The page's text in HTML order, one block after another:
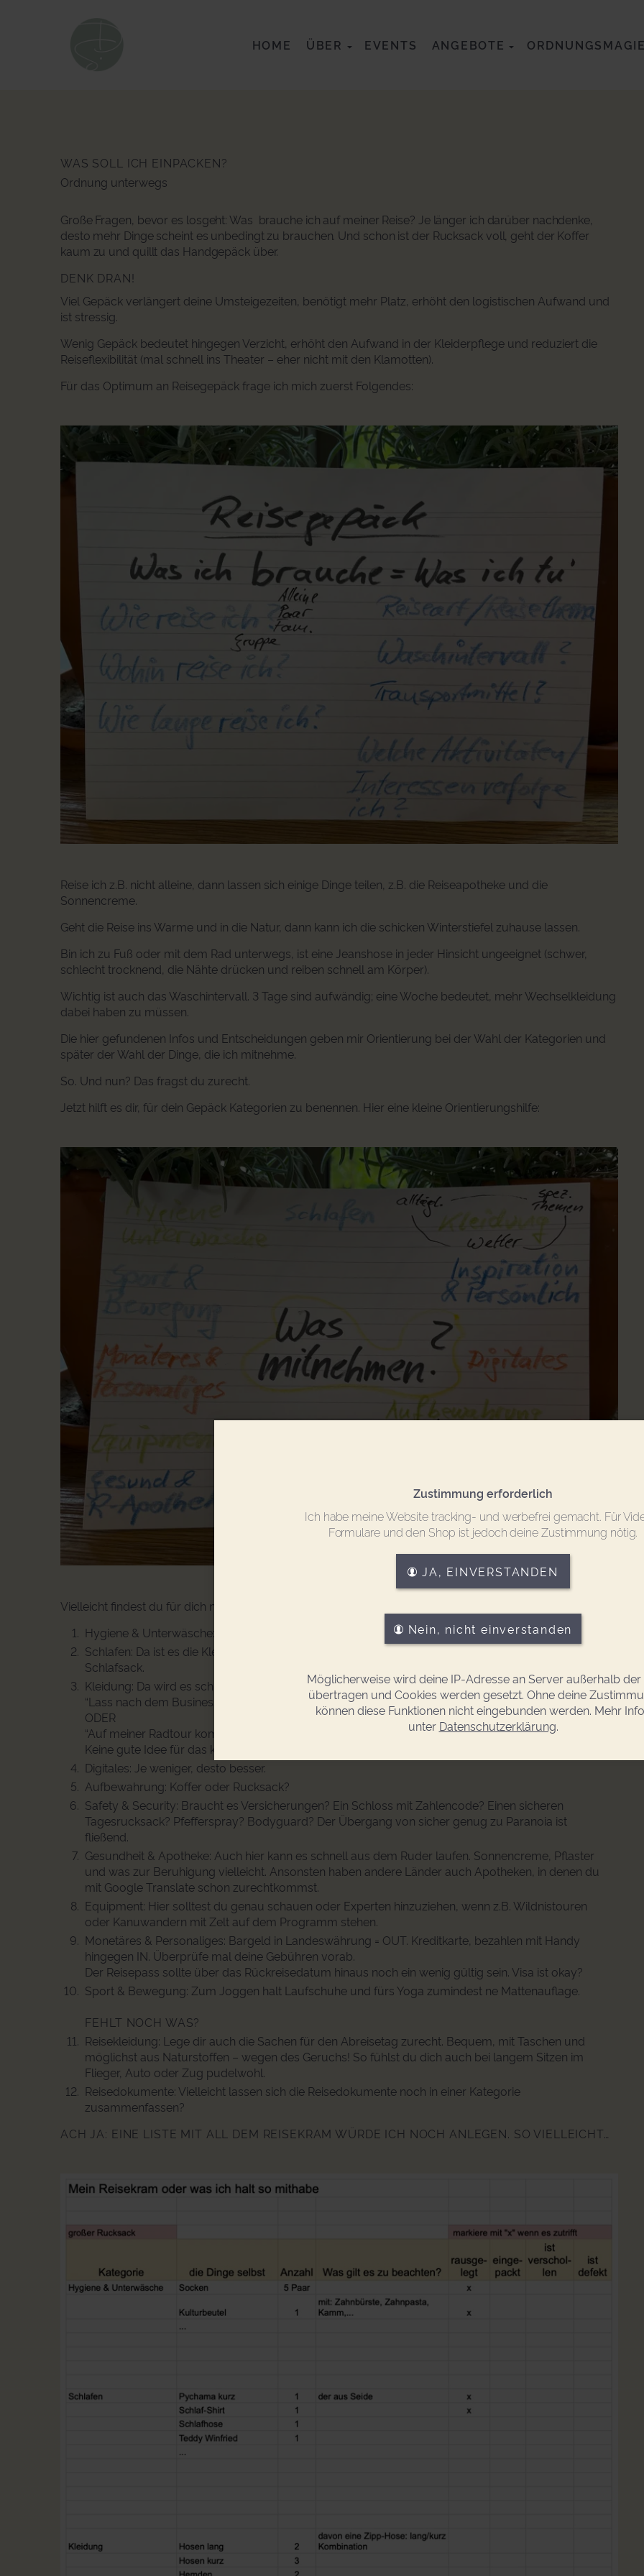
HOME ÜBER EVENTS ANGEBOTE
WAS SOLL ICH EINPACKEN?
Ordnung unterwegs
Große Fragen, bevor es losgeht: Was brauche ich auf meiner Reise? Je länger ich darüber nachdenke,
desto mehr Dinge scheint es unbedingt zu brauchen. Und schon ist der Rucksack voll, geht der Koffer
kaum zu und quillt das Handgepäck über.
DENK DRAN!
Viel Gepäck verlängert deine Umsteigezeiten, benötigt mehr Platz, erhöht den logistischen Aufwand und
ist stressig.
Wenig Gepäck bedeutet hingegen Verzicht, erhöht den Aufwand in der Kleiderpflege und reduziert die
Reiseflexibilität (mal schnell ins Theater – eher nicht mit den Klamotten).
Für das Optimum an Reisegepäck frage ich mich zuerst Folgendes:
Reise ich z.B. nicht alleine, dann lassen sich einige Dinge teilen, z.B. die Reiseapotheke und die
Sonnencreme.
Geht die Reise ins Warme und in die Natur, dann kann ich die schicken Winterstiefel zuhause lassen.
Bin ich zu Fuß oder mit dem Rad unterwegs, ist eine Jeanshose in jeder Hinsicht ungeeignet (schwer,
schlecht trocknend, die Nähte drücken und reiben schnell am Körper).
Wichtig ist auch das Waschintervall. 3 Tage sind aufwändig; eine Woche bedeutet, mehr Wechselkleidung
dabei haben zu müssen.
Die hier gefundenen Infos und Entscheidungen geben mir Orientierung bei der Wahl der Kategorien und
später der Wahl der Dinge, die ich mitnehme.
So. Und nun? Das fragst du zurecht.
Jetzt hilft es dir, für dein Gepäck Kategorien zu benennen. Hier eine kleine Orientierungshilfe:
Vielleicht findest du für dich noch weitere Kategorien? Nur zu!
Hygiene & Unterwäsche: ist klar, oder?
Schlafen: Da ist es die Kleidung fürs Bett und manchmal auch das Zelt, die Isomatte und der
Schlafsack.
Kleidung: Da wird es schnell viel, wenn verschiedene Themen eine Rolle spielen.
“Lass nach dem Business Trip noch ein paar Tage wandern gehen.”
ODER
“Auf meiner Radtour komme ich durch Hamburg. Da muss ich unbedingt in die Philharmonie.”
Keine gute Idee für das kleine Reisegepäck.
Digitales: Je weniger, desto besser.
Aufbewahrung: Koffer oder Rucksack?
Safety & Security: Braucht es Versicherungen? Ein Schloss mit Zahlencode? Einen sicheren
Tagesrucksack? Pfefferspray? Bodyguard? Der Übergang von sicher genug zu Paranoia ist
fließend.
Gesundheit & Apotheke: Auch hier kann es schnell aus dem Ruder laufen. Sonnencreme, Pflaster
und was zur Beruhigung vielleicht. Ansonsten haben andere Länder auch Apotheken, in denen du
mit Google Translate schon zurechtkommst.
Equipment: Hier solltest du genau schauen oder Experten hinzuziehen, wenn z.B. Wildnistouren
oder Kanuwandern mit Zelt auf dem Programm stehen.
Monetäres & Personaliges: Bargeld in Landeswährung = OUT. Kreditkarte, bezahlen mit Handy
hingegen IN. Überprüfe mal deine Gebühren vorab.
Der Reisepass sollte über das Rückreisedatum hinaus noch ein wenig gültig sein. Visa ist okay?
Sport & Bewegung: Zum Joggen halt Laufschuhe und fürs Yoga zumindest ne Mattenauflage.
FEHLT NOCH WAS?
Reisekleidung: Lege dir auch die Sachen für den Abreisetag zurecht. Bequem, mit Taschen und
möglichst aus Naturstoffen – wegen des Geruchs! So fühlst du dich auch bei langem Sitzen im
Flieger, Auto oder Zug pudelwohl.
Reisedokumente: Vielleicht lassen sich die Reisedokumente noch in einer Kategorie
zusammenfassen?
ACH JA: EINE LISTE MIT ALL DEM REISEKRAM WÜRDE ICH NOCH ANLEGEN. SO VIELLEICHT…
Zustimmung erforderlich
Ich habe meine Website tracking- und werbefrei gemacht. Für
Formulare und den Shop ist jedoch deine Zustimmung nötig.
JA, EINVERSTANDEN
Nein, nicht einverstanden
Möglicherweise wird deine IP-Adresse an Server außerhalb der
übertragen und Cookies werden gesetzt. Ohne deine
können diese Funktionen nicht eingebunden werden. Mehr
unter Datenschutzerklärung.